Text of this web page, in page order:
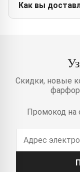
Как вы
Скидки, новые
Промокод на